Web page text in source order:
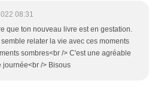
08:31
que ton nouveau livre est en gestation.
relater la vie avec ces moments
sombres<br /> C'est une agréable
journée<br /> Bisous